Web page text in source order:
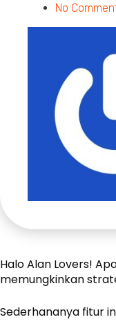
No
Halo Alan Lovers!
memungkinkan
Sederhananya fitur